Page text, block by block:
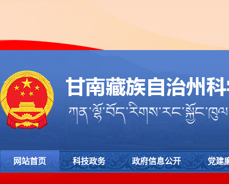
网站首页 科技政务 政府信息公开 党建